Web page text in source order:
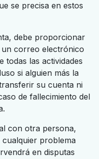
se precisa en estos
debe proporcionar
correo electrónico
todas las actividades
si alguien más la
su cuenta ni
de fallecimiento del
con otra persona,
problema
en disputas